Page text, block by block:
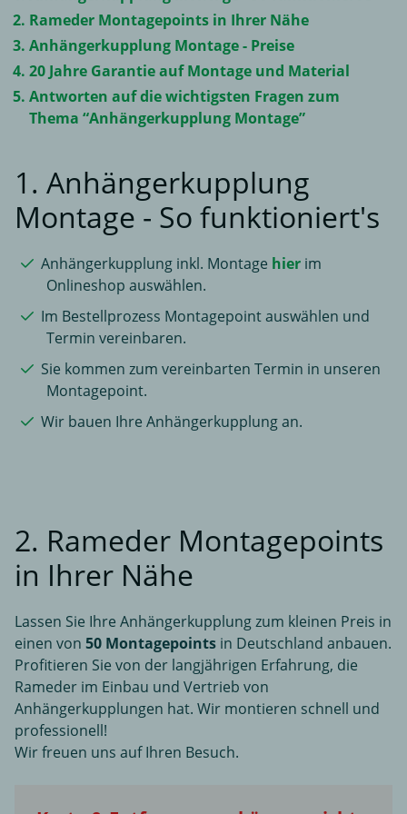
Rameder Montagepoints in Ihrer Nähe
Anhängerkupplung Montage - Preise
20 Jahre Garantie auf Montage und Material
Antworten auf die wichtigsten Fragen zum
Thema “Anhängerkupplung Montage”
1. Anhängerkupplung
Montage - So funktioniert's
Anhängerkupplung inkl. Montage hier im
Onlineshop auswählen.
Im Bestellprozess Montagepoint auswählen und
Termin vereinbaren.
Sie kommen zum vereinbarten Termin in unseren
Montagepoint.
Wir bauen Ihre Anhängerkupplung an.
2. Rameder Montagepoints
in Ihrer Nähe
Lassen Sie Ihre Anhängerkupplung zum kleinen Preis in
einen von 50 Montagepoints in Deutschland anbauen.
Profitieren Sie von der langjährigen Erfahrung, die
Rameder im Einbau und Vertrieb von
Anhängerkupplungen hat. Wir montieren schnell und
professionell!
Wir freuen uns auf Ihren Besuch.